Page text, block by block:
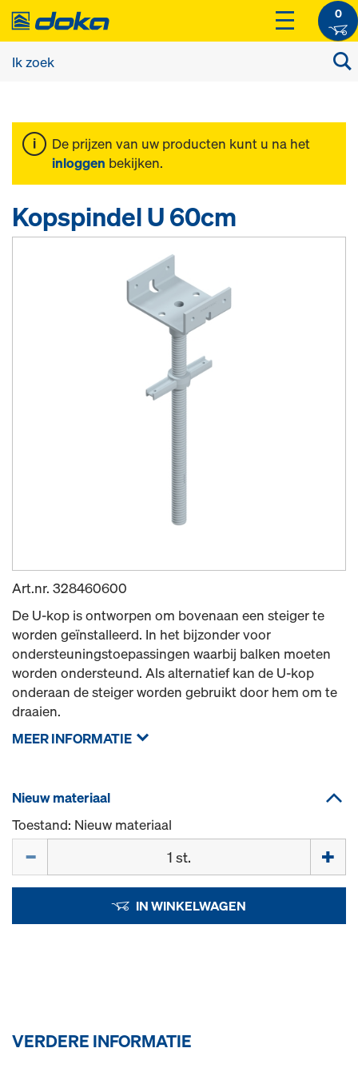
0
De prijzen van uw producten kunt u na het
inloggen bekijken.
Kopspindel U 60cm
Art.nr. 328460600
De U-kop is ontworpen om bovenaan een steiger te
worden geïnstalleerd. In het bijzonder voor
ondersteuningstoepassingen waarbij balken moeten
worden ondersteund. Als alternatief kan de U-kop
onderaan de steiger worden gebruikt door hem om te
draaien.
MEER INFORMATIE
Nieuw materiaal
Toestand: Nieuw materiaal
IN WINKELWAGEN
VERDERE INFORMATIE